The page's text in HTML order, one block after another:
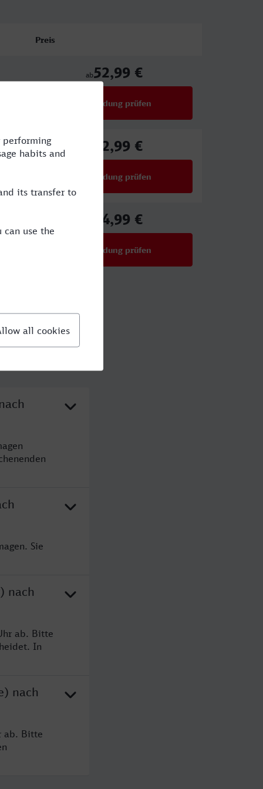
Preis
ab52,99 €
Verbindung prüfen
52,99 €
Verbindung prüfen
44,99 €
Verbindung prüfen
Sie
nach
ab. Bitte
In
nach
ab. Bitte